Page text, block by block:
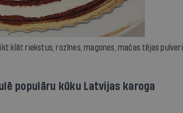
klāt riekstus, rozīnes, magones, mačas tējas pulveri
populāru kūku Latvijas karoga